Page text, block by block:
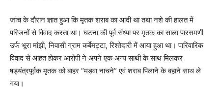
जांच के दौरान ज्ञात हुआ कि मृतक शराब का आदी था तथा नशे की हालत में
परिजनों से विवाद करता था। घटना की पूर्व संध्या पर मृतक का साला पारसमणी
उर्फ भूरा मांझी, निवासी ग्राम कर्बेमट्टा, रिश्तेदारी में आया हुआ था। पारिवारिक
विवाद से आहत होकर आरोपी ने अपने एक अन्य साथी के साथ मिलकर
षड्यंत्रपूर्वक मृतक को बाहर “मड़वा नाचने” एवं शराब पिलाने के बहाने साथ ले
गया।